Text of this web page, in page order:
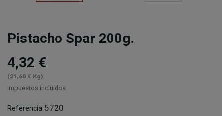
Pistacho Spar 200g.
4,32 €
(21,60 € Kg)
Impuestos incluidos
Referencia 5720